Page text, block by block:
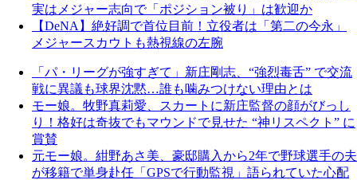
実はメジャー志向で「ポジション被り」は歓迎か
【DeNA】絶好調で首位目前！立役者は「第二の今永」
メジャースカウトも熱視線の左腕
「パ・リーグが強すぎて」新庄剛志、“強烈毒舌” で交流
戦に異議も球界沈黙…誰も噛みつけない理由とは
モー娘。牧野真莉愛、スカートに新庄監督の顔がびっし
り！格好は奇抜でもマウンドで見せた “神リスペクト” に
賞賛
元モー娘。紺野あさ美、豪邸購入から2年で野球選手の夫
が移籍で単身赴任「GPSで行動監視」語られていた心配